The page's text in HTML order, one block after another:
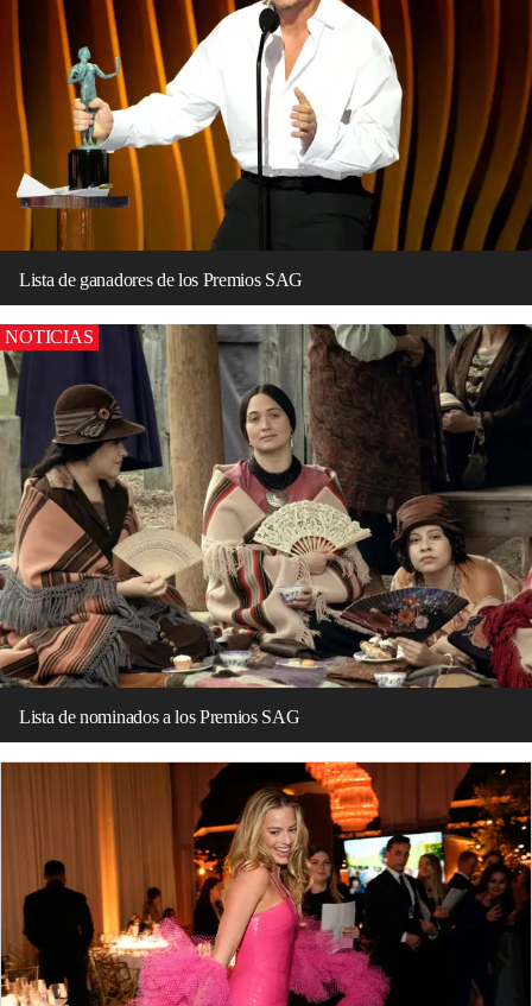
Lista de ganadores de los Premios SAG
NOTICIAS
Lista de nominados a los Premios SAG